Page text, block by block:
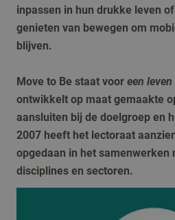
inpassen in hun drukke leven
genieten van bewegen om
blijven.
Move to Be staat voor een
ontwikkelt op maat gemaakte
aansluiten bij de doelgroep en
2007 heeft het lectoraat
opgedaan in het samenwerken
disciplines en sectoren.